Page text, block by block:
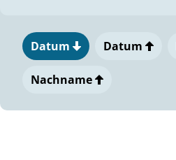
Datum Datum
Nachname